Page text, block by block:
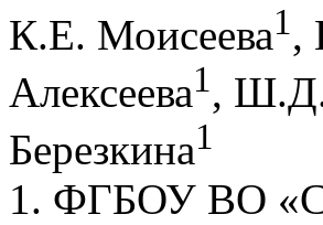
К.Е. Моисеева1,
Алексеева1, Ш.Д.
Березкина1
1. ФГБОУ ВО